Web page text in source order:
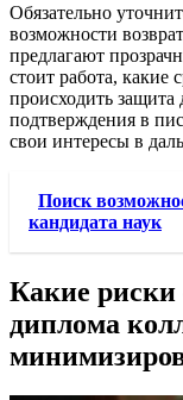
Обязательно
возможности
предлагают
стоит работа, какие
происходить защита
подтверждения в
свои интересы в
Поиск
кандидата наук
Какие риски
диплома